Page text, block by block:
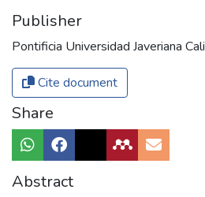
Publisher
Pontificia Universidad Javeriana Cali
Cite document
Share
Abstract